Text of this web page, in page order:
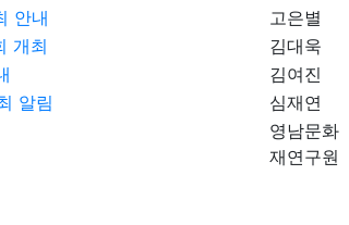
안내 고은별
개최 김대욱
김여진
알림 심재연
영남문화
재연구원